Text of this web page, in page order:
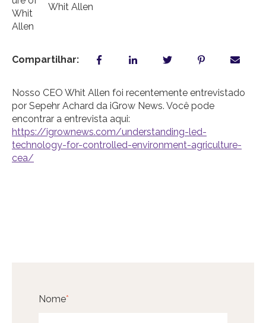
Whit Allen
Compartilhar:
Nosso CEO Whit Allen foi recentemente entrevistado
por Sepehr Achard da iGrow News. Você pode
encontrar a entrevista aqui:
https://igrownews.com/understanding-led-
technology-for-controlled-environment-agriculture-
cea/
Nome*